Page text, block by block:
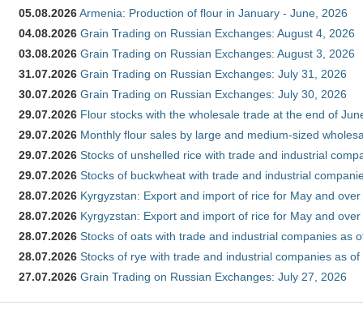
05.08.2026Armenia: Production of flour in January - June, 2026
04.08.2026 Grain Trading on Russian Exchanges: August 4, 2026
03.08.2026 Grain Trading on Russian Exchanges: August 3, 2026
31.07.2026 Grain Trading on Russian Exchanges: July 31, 2026
30.07.2026 Grain Trading on Russian Exchanges: July 30, 2026
29.07.2026 Flour stocks with the wholesale trade at the end of
29.07.2026 Monthly flour sales by large and medium-sized
29.07.2026 Stocks of unshelled rice with trade and industrial
29.07.2026 Stocks of buckwheat with trade and industrial
28.07.2026 Kyrgyzstan: Export and import of rice for May and
28.07.2026 Kyrgyzstan: Export and import of rice for May and
28.07.2026 Stocks of oats with trade and industrial companies as
28.07.2026 Stocks of rye with trade and industrial companies as
27.07.2026 Grain Trading on Russian Exchanges: July 27, 2026